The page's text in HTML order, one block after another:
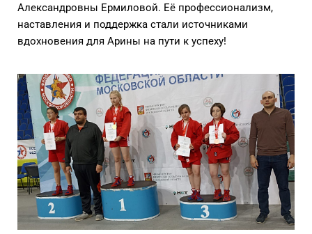
Александровны Ермиловой. Её профессионализм,
наставления и поддержка стали источниками
вдохновения для Арины на пути к успеху!